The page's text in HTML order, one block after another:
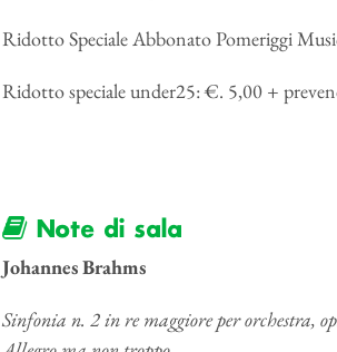
Ridotto Speciale Abbonato Pomeriggi
Ridotto speciale under25: €. 5,00 +
Note di sala
Johannes Brahms
Sinfonia n. 2 in re maggiore per orchestra,